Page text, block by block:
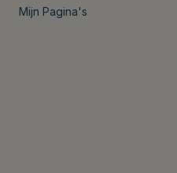
Mijn Pagina's